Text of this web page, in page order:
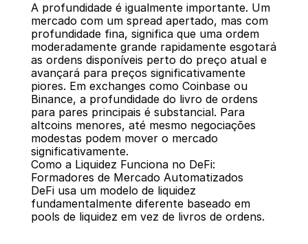
A profundidade é igualmente importante. Um
mercado com um spread apertado, mas com
profundidade fina, significa que uma ordem
moderadamente grande rapidamente esgotará
as ordens disponíveis perto do preço atual e
avançará para preços significativamente
piores. Em exchanges como Coinbase ou
Binance, a profundidade do livro de ordens
para pares principais é substancial. Para
altcoins menores, até mesmo negociações
modestas podem mover o mercado
significativamente.
Como a Liquidez Funciona no DeFi:
Formadores de Mercado Automatizados
DeFi usa um modelo de liquidez
fundamentalmente diferente baseado em
pools de liquidez em vez de livros de ordens.